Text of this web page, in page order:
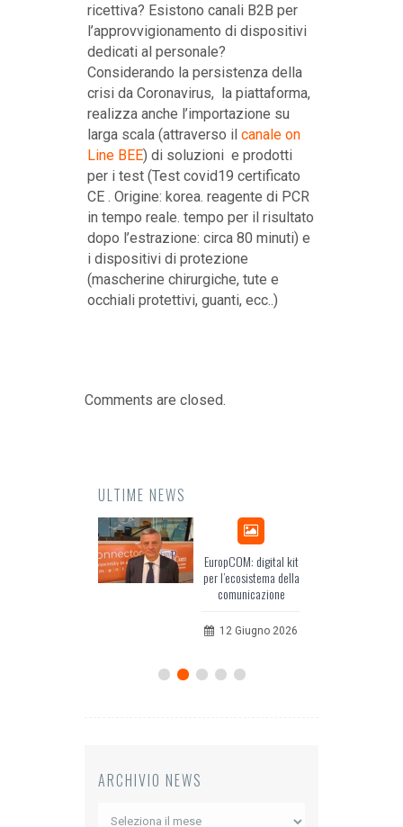
ricettiva? Esistono canali B2B per
l’approvvigionamento di dispositivi
dedicati al personale?
Considerando la persistenza della
crisi da Coronavirus, la piattaforma,
realizza anche l’importazione su
larga scala (attraverso il canale on
Line BEE) di soluzioni e prodotti
per i test (Test covid19 certificato
CE . Origine: korea. reagente di PCR
in tempo reale. tempo per il risultato
dopo l’estrazione: circa 80 minuti) e
i dispositivi di protezione
(mascherine chirurgiche, tute e
occhiali protettivi, guanti, ecc..)
Comments are closed.
ULTIME NEWS
EuropCOM: digital kit
per l’ecosistema della
comunicazione
12 Giugno 2026
ARCHIVIO NEWS